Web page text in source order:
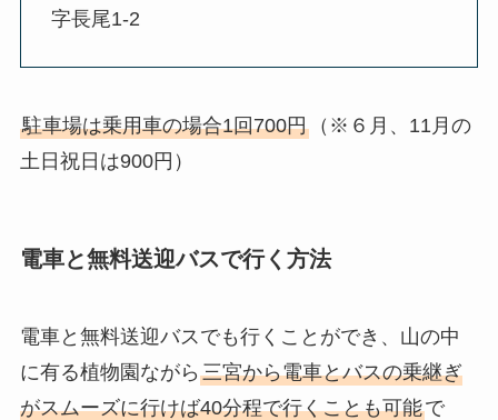
字長尾1-2
駐車場は乗用車の場合1回700円（※６月、11月の
土日祝日は900円）
電車と無料送迎バスで行く方法
電車と無料送迎バスでも行くことができ、山の中
に有る植物園ながら 三宮から電車とバスの乗継ぎ
がスムーズに行けば40分程で行くことも可能で